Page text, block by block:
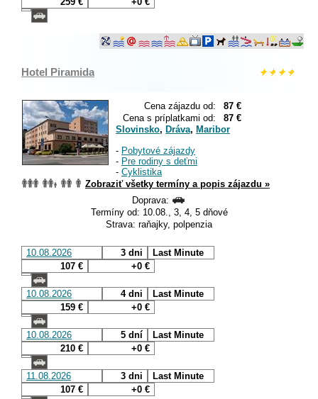
Hotel Piramida
Cena zájazdu od:
87 €
Cena s príplatkami od:
87 €
Slovinsko, Dráva, Maribor
- Pobytové zájazdy
- Pre rodiny s deťmi
- Cyklistika
Zobraziť všetky termíny a popis zájazdu »
Doprava:
Termíny od: 10.08., 3, 4, 5 dňové
Strava: raňajky, polpenzia
10.08.2026 3 dni
Last Minute
107 €
+0 €
10.08.2026 4 dni
Last Minute
159 €
+0 €
10.08.2026 5 dní
Last Minute
210 €
+0 €
11.08.2026 3 dni
Last Minute
107 €
+0 €